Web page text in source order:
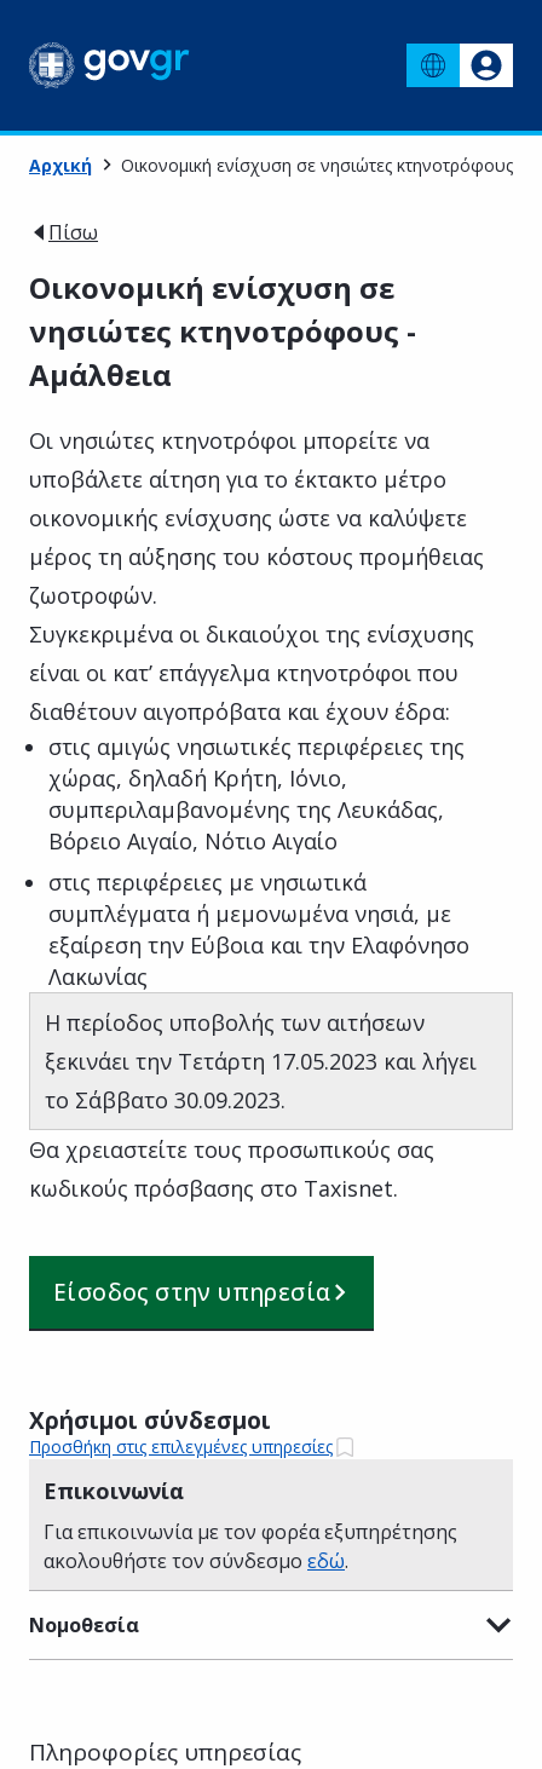
Αρχική Οικονομική ενίσχυση σε νησιώτες κτηνοτρόφους -
Πίσω
Οικονομική ενίσχυση σε
νησιώτες κτηνοτρόφους -
Αμάλθεια
Οι νησιώτες κτηνοτρόφοι μπορείτε να
υποβάλετε αίτηση για το έκτακτο μέτρο
οικονομικής ενίσχυσης ώστε να καλύψετε
μέρος τη αύξησης του κόστους προμήθειας
ζωοτροφών.
Συγκεκριμένα οι δικαιούχοι της ενίσχυσης
είναι οι κατ’ επάγγελμα κτηνοτρόφοι που
διαθέτουν αιγοπρόβατα και έχουν έδρα:
στις αμιγώς νησιωτικές περιφέρειες της
χώρας, δηλαδή Κρήτη, Ιόνιο,
συμπεριλαμβανομένης της Λευκάδας,
Βόρειο Αιγαίο, Νότιο Αιγαίο
στις περιφέρειες με νησιωτικά
συμπλέγματα ή μεμονωμένα νησιά, με
εξαίρεση την Εύβοια και την Ελαφόνησο
Λακωνίας
Η περίοδος υποβολής των αιτήσεων
ξεκινάει την Τετάρτη 17.05.2023 και λήγει
το Σάββατο 30.09.2023.
Θα χρειαστείτε τους προσωπικούς σας
κωδικούς πρόσβασης στο Taxisnet.
Είσοδος στην υπηρεσία
Χρήσιμοι σύνδεσμοι
Προσθήκη στις επιλεγμένες υπηρεσίες
Επικοινωνία
Για επικοινωνία με τον φορέα εξυπηρέτησης
ακολουθήστε τον σύνδεσμο εδώ.
Νομοθεσία
Πληροφορίες υπηρεσίας